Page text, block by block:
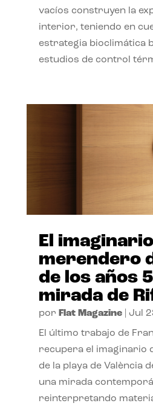
vacíos construyen la
interior, teniendo en
estrategia bioclimática
estudios de control
El
merendero
de los años
mirada de
por Flat Magazine| Jul
El último trabajo de
recupera el imaginario
de la playa de València
una mirada
reinterpretando